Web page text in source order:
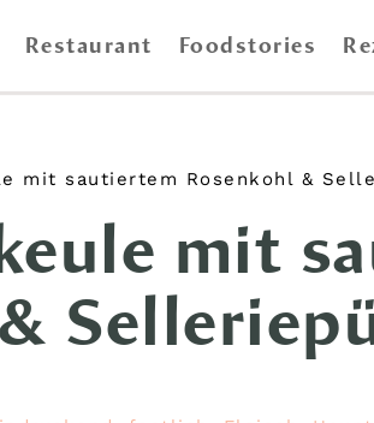
Restaurant Foodstories
mit sautiertem Rosenkohl &
mit